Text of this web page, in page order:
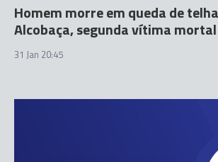
Homem morre em queda de
Alcobaça, segunda vítima
31 Jan 20:45